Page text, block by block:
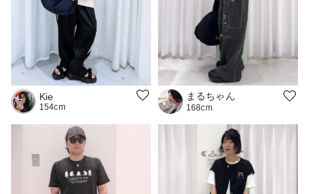
Kie
154cm
まるちゃん
168cm